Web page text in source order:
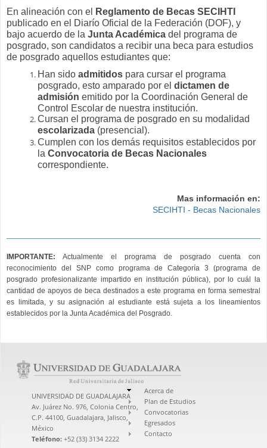
En alineación con el
Reglamento de Becas SECIHTI
publicado en el Diarío Oficial de la Federación (DOF), y
bajo acuerdo de la Junta Académica del programa de
posgrado, son candidatos a recibir una beca para estudios
de posgrado aquellos estudiantes que:
Han sido admitidos para cursar el programa
posgrado, esto amparado por el dictamen de
admisión emitido por la Coordinación General de
Control Escolar de nuestra institución.
Cursan el programa de posgrado en su modalidad
escolarizada (presencial).
Cumplen con los demás requisitos establecidos por
la Convocatoria de Becas Nacionales
correspondiente.
Mas información en:
SECIHTI - Becas Nacionales
IMPORTANTE: Actualmente el programa de posgrado cuenta con
reconocimiento del SNP como programa de Categoría 3 (programa de
posgrado profesionalizante impartido en institución pública), por lo cuál la
cantidad de apoyos de beca destinados a este programa en forma semestral
es limitada, y su asignación al estudiante está sujeta a los lineamientos
establecidos por la Junta Académica del Posgrado.
UNIVERSIDAD DE GUADALAJARA
Av. Juárez No. 976, Colonia Centro,
C.P. 44100, Guadalajara, Jalisco,
México
Teléfono: +52 (33) 3134 2222
Acerca de
Plan de Estudios
Convocatorias
Egresados
Contacto